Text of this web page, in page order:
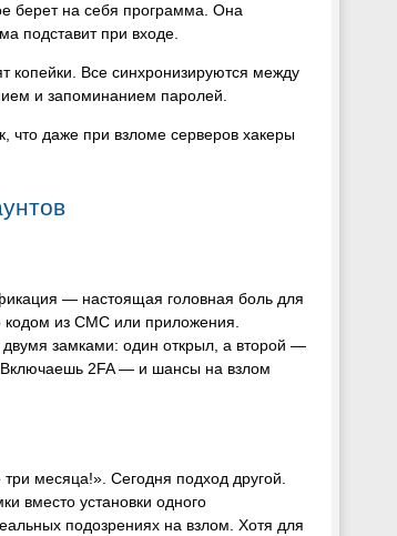
берет на себя программа. Она
подставит при входе.
копейки. Все синхронизируются между
и запоминанием паролей.
даже при взломе серверов хакеры
— настоящая головная боль для
кодом из СМС или приложения.
замками: один открыл, а второй —
Включаешь 2FA — и шансы на взлом
месяца!». Сегодня подход другой.
вместо установки одного
подозрениях на взлом. Хотя для